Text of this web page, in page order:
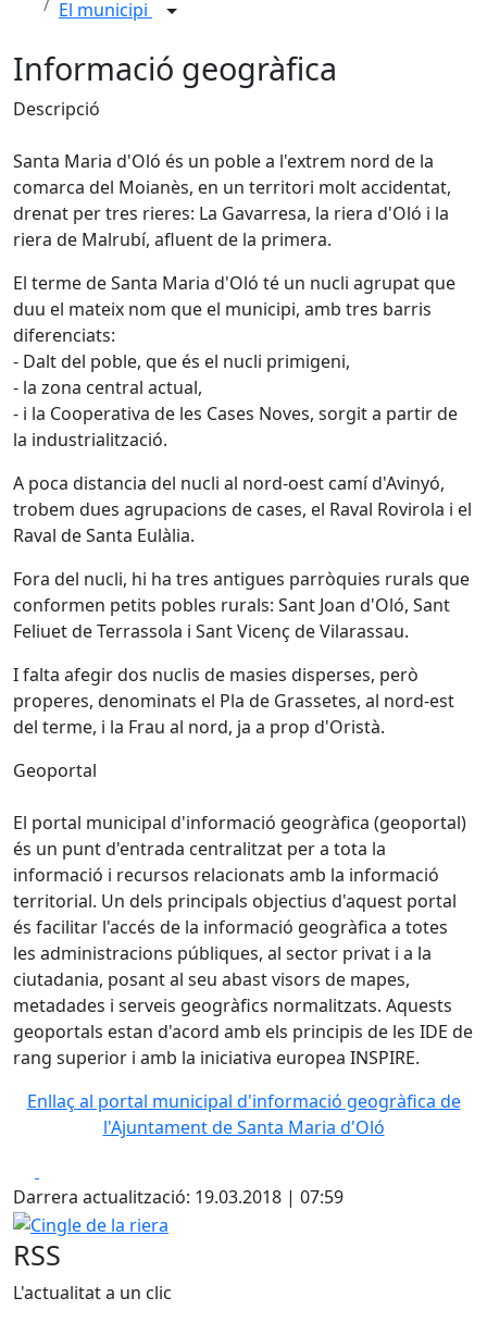
El municipi
Informació geogràfica
Descripció
Santa Maria d'Oló és un poble a l'extrem nord de la
comarca del Moianès, en un territori molt accidentat,
drenat per tres rieres: La Gavarresa, la riera d'Oló i la
riera de Malrubí, afluent de la primera.
El terme de Santa Maria d'Oló té un nucli agrupat que
duu el mateix nom que el municipi, amb tres barris
diferenciats:
- Dalt del poble, que és el nucli primigeni,
- la zona central actual,
- i la Cooperativa de les Cases Noves, sorgit a partir de
la industrialització.
A poca distancia del nucli al nord-oest camí d'Avinyó,
trobem dues agrupacions de cases, el Raval Rovirola i el
Raval de Santa Eulàlia.
Fora del nucli, hi ha tres antigues parròquies rurals que
conformen petits pobles rurals: Sant Joan d'Oló, Sant
Feliuet de Terrassola i Sant Vicenç de Vilarassau.
I falta afegir dos nuclis de masies disperses, però
properes, denominats el Pla de Grassetes, al nord-est
del terme, i la Frau al nord, ja a prop d'Oristà.
Geoportal
El portal municipal d'informació geogràfica (geoportal)
és un punt d'entrada centralitzat per a tota la
informació i recursos relacionats amb la informació
territorial. Un dels principals objectius d'aquest portal
és facilitar l'accés de la informació geogràfica a totes
les administracions públiques, al sector privat i a la
ciutadania, posant al seu abast visors de mapes,
metadades i serveis geogràfics normalitzats. Aquests
geoportals estan d'acord amb els principis de les IDE de
rang superior i amb la iniciativa europea INSPIRE.
Enllaç al portal municipal d'informació geogràfica de
l'Ajuntament de Santa Maria d'Oló
Darrera actualització: 19.03.2018 | 07:59
Cingle de la riera
RSS
L'actualitat a un clic